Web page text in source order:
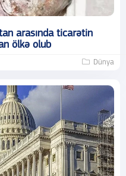
arasında ticarətin
ölkə olub
Dünya